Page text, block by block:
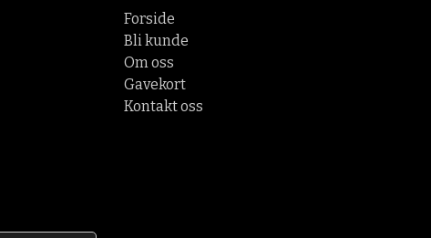
Forside
Bli kunde
Om oss
Gavekort
Kontakt oss